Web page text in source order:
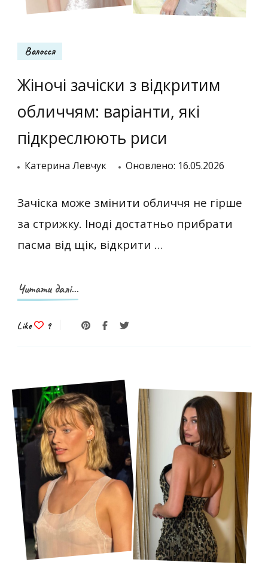
Волосся
Жіночі зачіски з відкритим
обличчям: варіанти, які
підкреслюють риси
Катерина Левчук Оновлено: 16.05.2026
Зачіска може змінити обличчя не гірше
за стрижку. Іноді достатньо прибрати
пасма від щік, відкрити …
Читати далі...
Like 9